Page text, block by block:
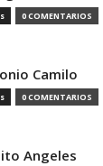
0 COMENTARIOS
Camilo
0 COMENTARIOS
Angeles